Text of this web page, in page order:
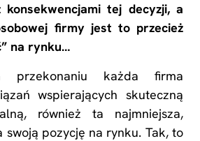
konsekwencjami tej decyzji, a
firmy jest to przecież
na rynku…
każda firma
wspierających skuteczną
również ta najmniejsza,
pozycję na rynku. Tak, to